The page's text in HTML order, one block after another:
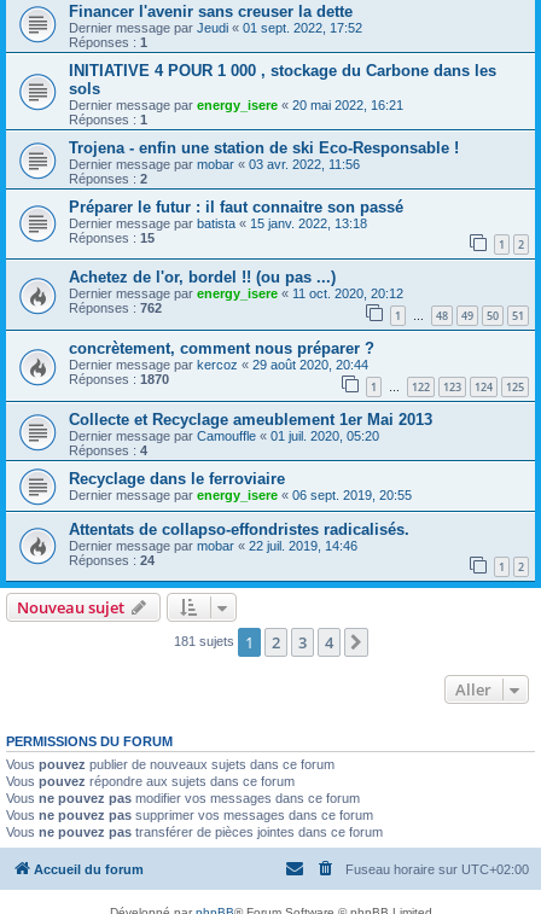
Financer l'avenir sans creuser la dette
Dernier message par Jeudi « 01 sept. 2022, 17:52
Réponses : 1
INITIATIVE 4 POUR 1 000 , stockage du Carbone dans les
sols
Dernier message par energy_isere « 20 mai 2022, 16:21
Réponses : 1
Trojena - enfin une station de ski Eco-Responsable !
Dernier message par mobar « 03 avr. 2022, 11:56
Réponses : 2
Préparer le futur : il faut connaitre son passé
Dernier message par batista « 15 janv. 2022, 13:18
Réponses : 15 1 2
Achetez de l'or, bordel !! (ou pas ...)
Dernier message par energy_isere « 11 oct. 2020, 20:12
Réponses : 762 1 … 48 49 50 51
concrètement, comment nous préparer ?
Dernier message par kercoz « 29 août 2020, 20:44
Réponses : 1870 1 … 122 123 124 125
Collecte et Recyclage ameublement 1er Mai 2013
Dernier message par Camouffle « 01 juil. 2020, 05:20
Réponses : 4
Recyclage dans le ferroviaire
Dernier message par energy_isere « 06 sept. 2019, 20:55
Attentats de collapso-effondristes radicalisés.
Dernier message par mobar « 22 juil. 2019, 14:46
Réponses : 24 1 2
Nouveau sujet
181 sujets 1 2 3 4
Aller
PERMISSIONS DU FORUM
Vous pouvez publier de nouveaux sujets dans ce forum
Vous pouvez répondre aux sujets dans ce forum
Vous ne pouvez pas modifier vos messages dans ce forum
Vous ne pouvez pas supprimer vos messages dans ce forum
Vous ne pouvez pas transférer de pièces jointes dans ce forum
Accueil du forum Fuseau horaire sur UTC+02:00